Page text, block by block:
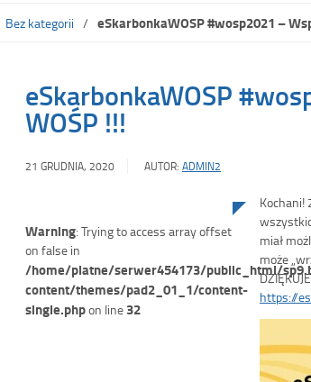
Bez kategorii eSkarbonkaWOSP #wosp2021 –
eSkarbonkaWOSP
WOŚP !!!
21 GRUDNIA, 2020 AUTOR: ADMIN2
Warning: Trying to access array offset
on false in
/home/platne/serwer454173/public_html/
content/themes/pad2_01_1/content-
single.phpon line 32
Kochani!
miał
może
https://